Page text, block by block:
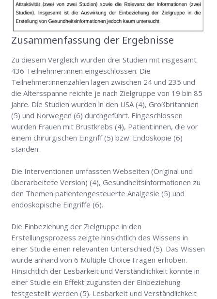
Zusammenfassung der Ergebnisse
Zu diesem Vergleich wurden drei Studien mit insgesamt
436 Teilnehmer:innen eingeschlossen. Die
Teilnehmer:innenzahlen lagen zwischen 24 und 235 und
die Altersspanne reichte je nach Zielgruppe von 19 bin 85
Jahre. Die Studien wurden in den USA (4), Großbritannien
(5) und Norwegen (6) durchgeführt. Eingeschlossen
wurden Frauen mit Brustkrebs (4), Patient:innen, die vor
einem chirurgischen Eingriff (5) bzw. Endoskopie (6)
standen.
Die Interventionen umfassten Webseiten (Original und
überarbeitete Version) (4), Gesundheitsinformationen zu
den Themen patientengesteuerte Analgesie (5) und
endoskopische Eingriffe (6).
Die Einbeziehung der Zielgruppe in den
Erstellungsprozess zeigte hinsichtlich des Wissens in
einer Studie einen relevanten Unterschied (5). Das Wissen
wurde anhand von 6 Multiple Choice Fragen erhoben.
Hinsichtlich der Lesbarkeit und Verständlichkeit konnte in
einer Studie ein Effekt zugunsten der Einbeziehung
festgestellt werden (5). Lesbarkeit und Verständlichkeit